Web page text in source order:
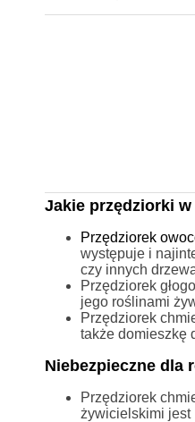
Jakie przędziorki
Przędziorek
występuje i
czy innych
Przędziorek
jego roślinami
Przędziorek
także domieszkę
Niebezpieczne dla
Przędziorek
żywicielskimi jest